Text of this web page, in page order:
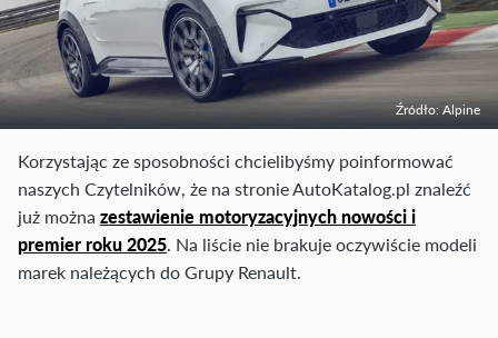
Źródło: Alpine
Korzystając ze sposobności chcielibyśmy poinformować
naszych Czytelników, że na stronie AutoKatalog.pl znaleźć
już można zestawienie motoryzacyjnych nowości i
premier roku 2025. Na liście nie brakuje oczywiście modeli
marek należących do Grupy Renault.